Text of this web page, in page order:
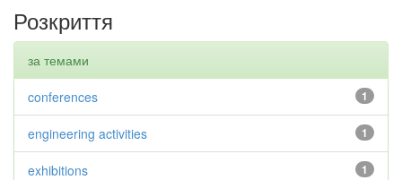
Розкриття
за темами
1
conferences
1
engineering activities
1
exhibitions